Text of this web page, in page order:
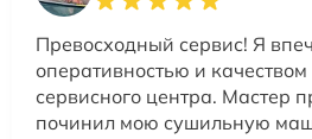
Превосходный сервис! Я
оперативностью и качеством
сервисного центра. Мастер
починил мою сушильную